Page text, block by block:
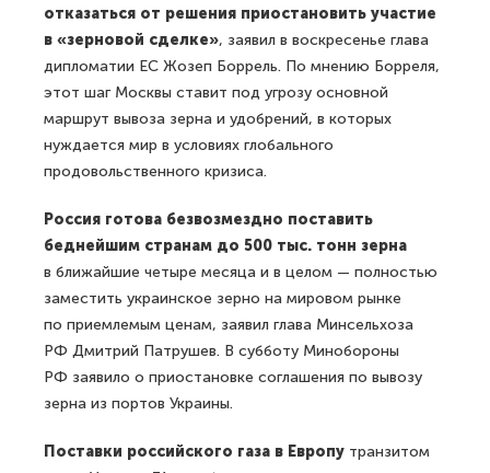
отказаться от решения приостановить участие
в «зерновой сделке», заявил в воскресенье глава
дипломатии ЕС Жозеп Боррель. По мнению Борреля,
этот шаг Москвы ставит под угрозу основной
маршрут вывоза зерна и удобрений, в которых
нуждается мир в условиях глобального
продовольственного кризиса.
Россия готова безвозмездно поставить
беднейшим странам до 500 тыс. тонн зерна
в ближайшие четыре месяца и в целом — полностью
заместить украинское зерно на мировом рынке
по приемлемым ценам, заявил глава Минсельхоза
РФ Дмитрий Патрушев. В субботу Минобороны
РФ заявило о приостановке соглашения по вывозу
зерна из портов Украины.
Поставки российского газа в Европу транзитом